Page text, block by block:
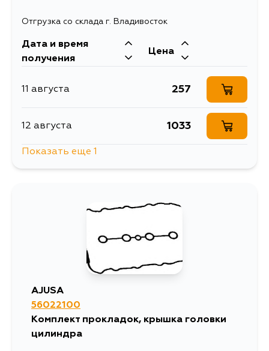
Отгрузка со склада г. Владивосток
Дата и время
получения
Цена
11 августа 257
12 августа 1033
Показать еще 1
AJUSA
56022100
Комплект прокладок, крышка головки
цилиндра